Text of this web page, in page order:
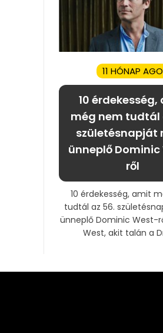
11 HÓNAP AGO
10
még nem tudtál
születésnapját
ünneplő
ről
10 érdekesség, amit
tudtál az 56.
ünneplő Dominic West-
West, akit talán a